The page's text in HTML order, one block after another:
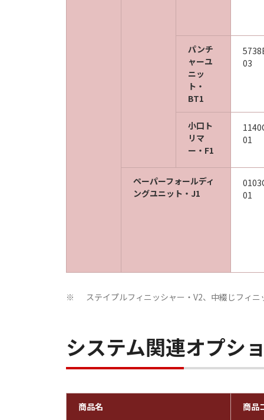
パンチ
ャーユ
ニッ
ト・
BT1
03
小口ト
リマ
ー・F1
01
ペーパーフォールディ
ングユニット・J1
01
※ ステイプルフィニッシャー・V2、中綴じフィ
システム関連オプシ
商品名 商品